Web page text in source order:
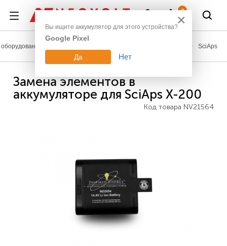
0
SciAps
Замена элементов в
аккумуляторе для SciAps X-200
Код товара NV21564
×
Вы ищите аккумулятор для этого устройства?
Google Pixel
Да Нет